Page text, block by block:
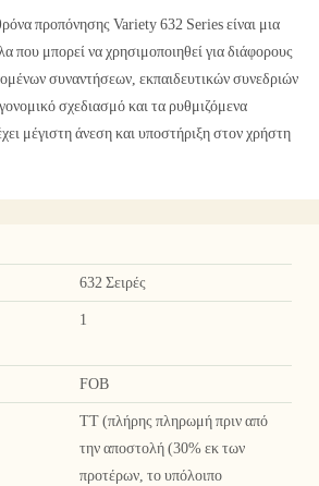
προπόνησης Variety 632 Series είναι μια
που μπορεί να χρησιμοποιηθεί για διάφορους
συναντήσεων, εκπαιδευτικών συνεδριών
σχεδιασμό και τα ρυθμιζόμενα
μέγιστη άνεση και υποστήριξη στον χρήστη
632 Σειρές
1
FOB
TT (πλήρης πληρωμή πριν από
την αποστολή (30% εκ των
προτέρων, το υπόλοιπο